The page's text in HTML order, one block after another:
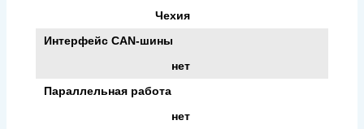
Чехия
Интерфейс CAN-шины
нет
Параллельная работа
нет